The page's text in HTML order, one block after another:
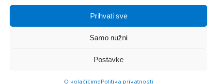
Prihvati sve
Samo nužni
Postavke
O kolačićimaPolitika privatnosti